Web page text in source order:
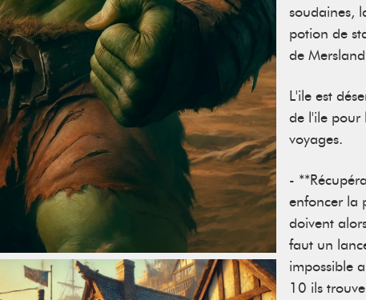
soudaines,
potion de
de
L'ile est
de l'ile pour
voyages.
-
enfoncer la
doivent
faut un
impossible
10 ils